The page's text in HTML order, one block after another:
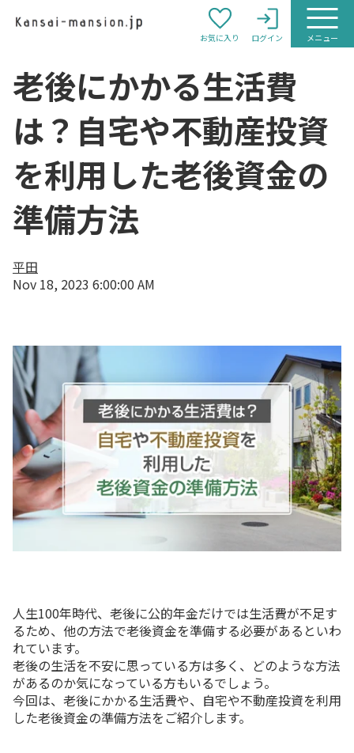
お気に入り ログイン メニュー
老後にかかる生活費
は？自宅や不動産投資
を利用した老後資金の
準備方法
平田
Nov 18, 2023 6:00:00 AM
人生100年時代、老後に公的年金だけでは生活費が不足す
るため、他の方法で老後資金を準備する必要があるといわ
れています。
老後の生活を不安に思っている方は多く、どのような方法
があるのか気になっている方もいるでしょう。
今回は、老後にかかる生活費や、自宅や不動産投資を利用
した老後資金の準備方法をご紹介します。